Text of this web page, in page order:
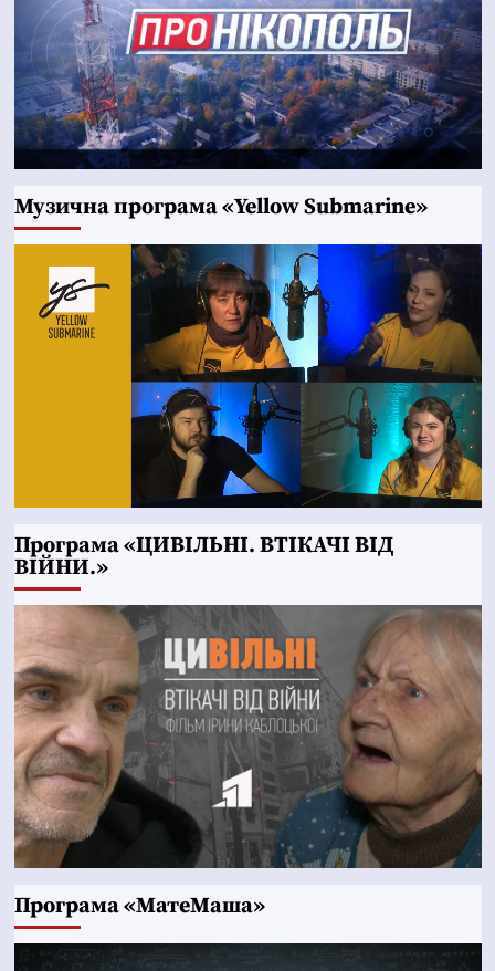
Музична програма «Yellow Submarine»
Програма «ЦИВІЛЬНІ. ВТІКАЧІ ВІД
ВІЙНИ.»
Програма «МатеМаша»